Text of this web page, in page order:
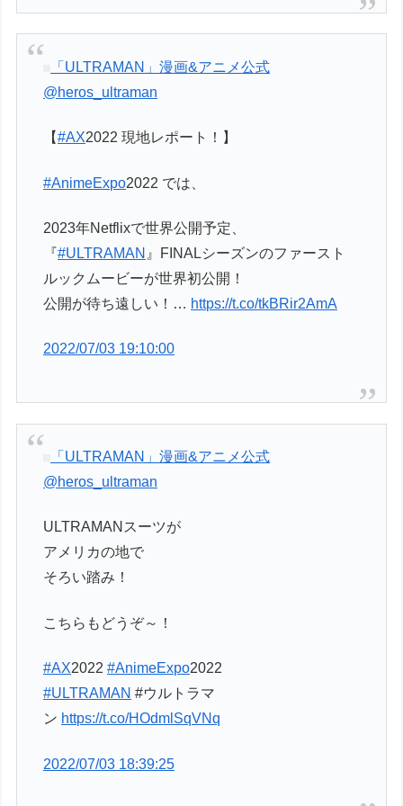
「ULTRAMAN」漫画&アニメ公式
@heros_ultraman
【#AX2022 現地レポート！】
#AnimeExpo2022 では、
2023年Netflixで世界公開予定、
『#ULTRAMAN 』FINALシーズンのファースト
ルックムービーが世界初公開！
公開が待ち遠しい！… https://t.co/tkBRir2AmA
2022/07/03 19:10:00
「ULTRAMAN」漫画&アニメ公式
@heros_ultraman
ULTRAMANスーツが
アメリカの地で
そろい踏み！
こちらもどうぞ～！
#AX2022#AnimeExpo2022
#ULTRAMAN #ウルトラマ
ン https://t.co/HOdmlSqVNq
2022/07/03 18:39:25